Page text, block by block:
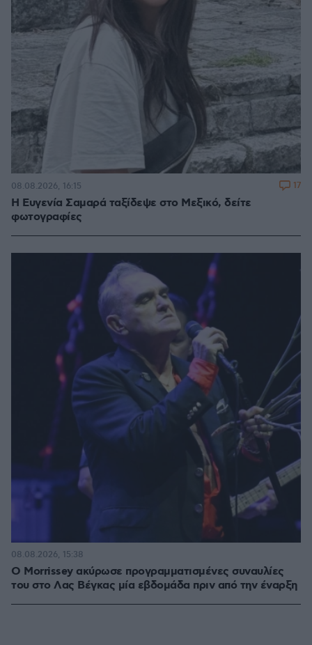
Η Ευγενία Σαμαρά ταξίδεψε στο Μεξικό, δείτε
φωτογραφίες
08.08.2026, 16:15 17
Ο Morrissey ακύρωσε προγραμματισμένες συναυλίες
του στο Λας Βέγκας μία εβδομάδα πριν από την έναρξη
08.08.2026, 15:38